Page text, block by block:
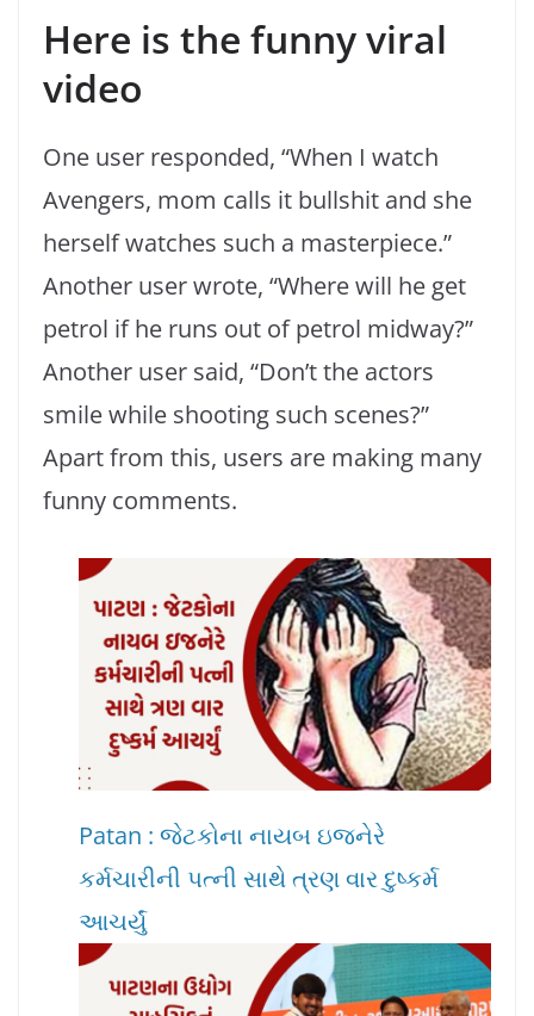
Here is the funny viral
video
One user responded, “When I watch
Avengers, mom calls it bullshit and she
herself watches such a masterpiece.”
Another user wrote, “Where will he get
petrol if he runs out of petrol midway?”
Another user said, “Don’t the actors
smile while shooting such scenes?”
Apart from this, users are making many
funny comments.
Patan : જેટકોના નાયબ ઇજનેરે
કર્મચારીની પત્ની સાથે ત્રણ વાર દુષ્કર્મ
આચર્યું